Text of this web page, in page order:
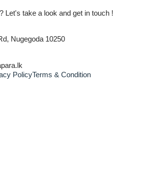
Let's take a look and get in touch !
Nugegoda 10250
PolicyTerms & Condition